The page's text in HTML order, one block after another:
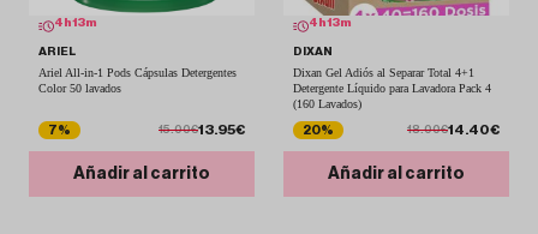
4 h13m
ARIEL
Ariel All-in-1 Pods Cápsulas Detergentes
Color 50 lavados
7% 15.00€13.95€
Añadir al carrito
4 h13m
DIXAN
Dixan Gel Adiós al Separar Total 4+1
Detergente Líquido para Lavadora Pack 4
(160 Lavados)
20%
18.00€14.40€
Añadir al carrito